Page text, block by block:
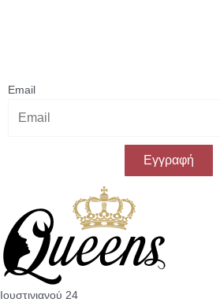
Email
Εγγραφή
Ιουστινιανού 24